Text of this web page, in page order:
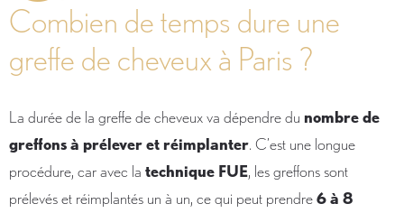
Combien de temps dure une
greffe de cheveux à Paris ?
La durée de la greffe de cheveux va dépendre du nombre de
greffons à prélever et réimplanter. C’est une longue
procédure, car avec la technique FUE, les greffons sont
prélevés et réimplantés un à un, ce qui peut prendre6 à 8